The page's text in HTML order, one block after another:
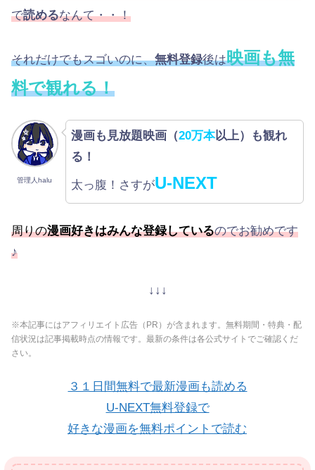
で読めるなんて・・！
それだけでもスゴいのに、無料登録後は映画も無
料で観れる！
管理人halu
漫画も見放題映画（20万本以上）も観れ
る！
太っ腹！さすがU-NEXT
周りの漫画好きはみんな登録しているのでお勧めです
♪
↓↓↓
※本記事にはアフィリエイト広告（PR）が含まれます。無料期間・特典・配
信状況は記事掲載時点の情報です。最新の条件は各公式サイトでご確認くだ
さい。
３１日間無料で最新漫画も読める
U-NEXT無料登録で
好きな漫画を無料ポイントで読む